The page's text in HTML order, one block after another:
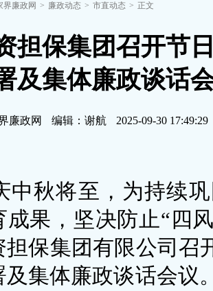
界廉政网 > 廉政动态 > 市直动态 > 正文
担保集团召开节
及集体廉政谈话
廉政网 编辑：谢航 2025-09-30 17:49:29
中秋将至，为持续
成果，坚决防止“四
担保集团有限公司召
及集体廉政谈话会议